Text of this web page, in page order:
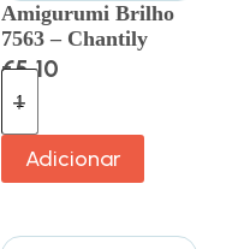
Amigurumi Brilho
7563 – Chantily
€5.10
Adicionar